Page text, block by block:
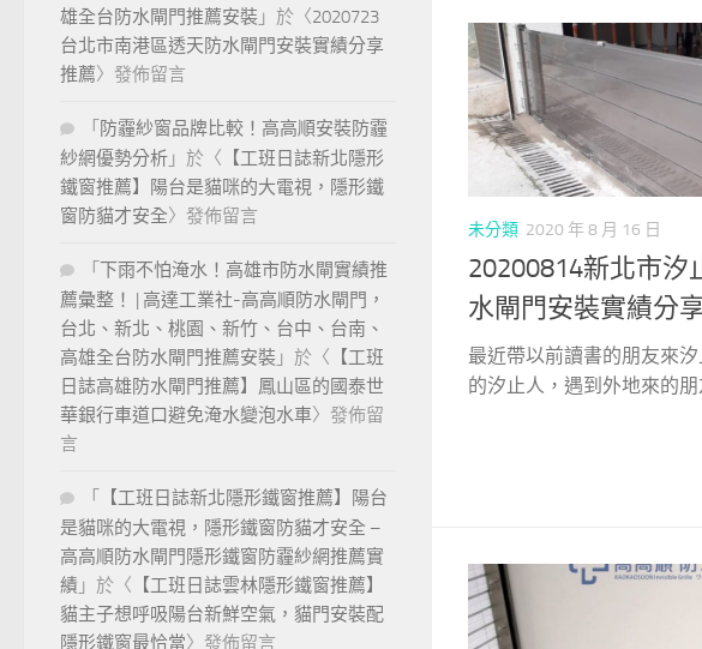
未分類 2020 年 8 月 16 日
20200814新北市汐
水閘門安裝實績分
最近帶以前讀書的朋友來
的汐止人，遇到外地來的朋
雄全台防水閘門推薦安裝 」於〈2020723
台北市南港區透天防水閘門安裝實績分享
推薦〉發佈留言
「 防霾紗窗品牌比較！高高順安裝防霾
紗網優勢分析 」於〈 【工班日誌新北隱形
鐵窗推薦】陽台是貓咪的大電視，隱形鐵
窗防貓才安全〉發佈留言
「 下雨不怕淹水！高雄市防水閘實績推
薦彙整！ | 高達工業社-高高順防水閘門，
台北、新北、桃園、新竹、台中、台南、
高雄全台防水閘門推薦安裝 」於〈 【工班
日誌高雄防水閘門推薦】鳳山區的國泰世
華銀行車道口避免淹水變泡水車〉發佈留
言
「
【工班日誌新北隱形鐵窗推薦】陽台
是貓咪的大電視，隱形鐵窗防貓才安全 –
高高順防水閘門隱形鐵窗防霾紗網推薦實
績 」於〈 【工班日誌雲林隱形鐵窗推薦】
貓主子想呼吸陽台新鮮空氣，貓門安裝配
隱形鐵窗最恰當〉發佈留言